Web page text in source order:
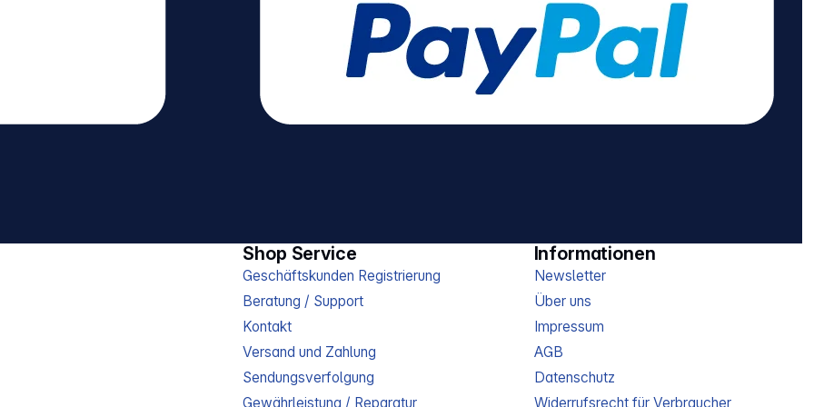
Lagerung
Shop Service
Geschäftskunden Registrierung
Beratung / Support
Kontakt
Versand und Zahlung
Sendungsverfolgung
Gewährleistung / Reparatur
Informationen
Newsletter
Über uns
Impressum
AGB
Datenschutz
Widerrufsrecht für Verbraucher